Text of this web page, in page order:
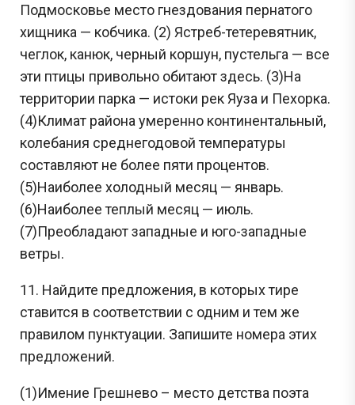
Подмосковье место гнездования пернатого
хищника — кобчика. (2) Ястреб-тетеревятник,
чеглок, канюк, черный коршун, пустельга — все
эти птицы привольно обитают здесь. (3)На
территории парка — истоки рек Яуза и Пехорка.
(4)Климат района умеренно континентальный,
колебания среднегодовой температуры
составляют не более пяти процентов.
(5)Наиболее холодный месяц — январь.
(6)Наиболее теплый месяц — июль.
(7)Преобладают западные и юго-западные
ветры.
11. Найдите предложения, в которых тире
ставится в соответствии с одним и тем же
правилом пунктуации. Запишите номера этих
предложений.
(1)Имение Грешнево – место детства поэта